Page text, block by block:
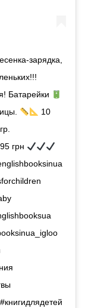
зарядка,
Батарейки
10
грн